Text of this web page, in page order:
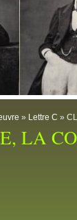
» Lettre C »
LA